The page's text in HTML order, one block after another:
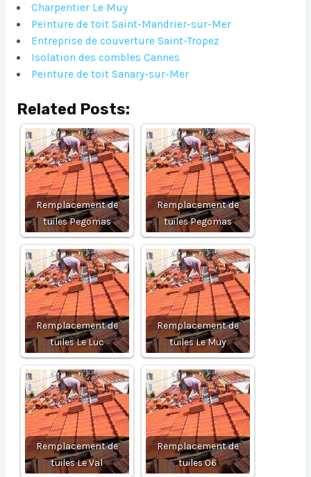
Charpentier Le Muy
Peinture de toit Saint-Mandrier-sur-Mer
Entreprise de couverture Saint-Tropez
Isolation des combles Cannes
Peinture de toit Sanary-sur-Mer
Related Posts:
Remplacement de
tuiles Pegomas
Remplacement de
tuiles Pegomas
Remplacement de
tuiles Le Luc
Remplacement de
tuiles Le Muy
Remplacement de
tuiles Le Val
Remplacement de
tuiles 06